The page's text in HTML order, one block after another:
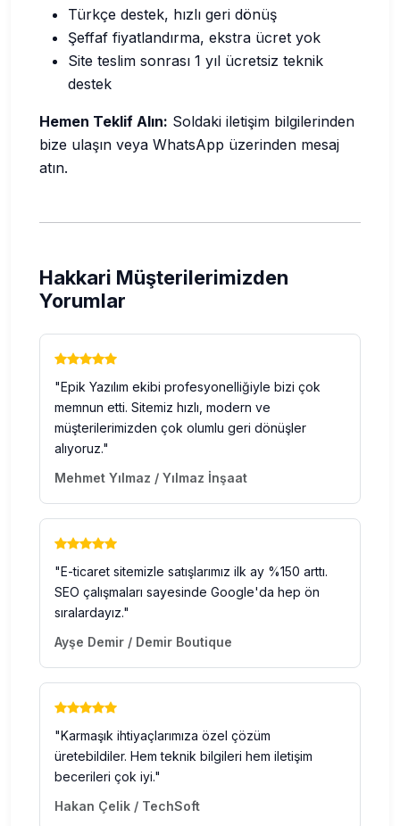
Türkçe destek, hızlı geri dönüş
Şeffaf fiyatlandırma, ekstra ücret yok
Site teslim sonrası 1 yıl ücretsiz teknik
destek
Hemen Teklif Alın: Soldaki iletişim bilgilerinden
bize ulaşın veya WhatsApp üzerinden mesaj
atın.
Hakkari Müşterilerimizden
Yorumlar
"Epik Yazılım ekibi profesyonelliğiyle bizi çok
memnun etti. Sitemiz hızlı, modern ve
müşterilerimizden çok olumlu geri dönüşler
alıyoruz."
Mehmet Yılmaz / Yılmaz İnşaat
"E-ticaret sitemizle satışlarımız ilk ay %150 arttı.
SEO çalışmaları sayesinde Google'da hep ön
sıralardayız."
Ayşe Demir / Demir Boutique
"Karmaşık ihtiyaçlarımıza özel çözüm
üretebildiler. Hem teknik bilgileri hem iletişim
becerileri çok iyi."
Hakan Çelik / TechSoft